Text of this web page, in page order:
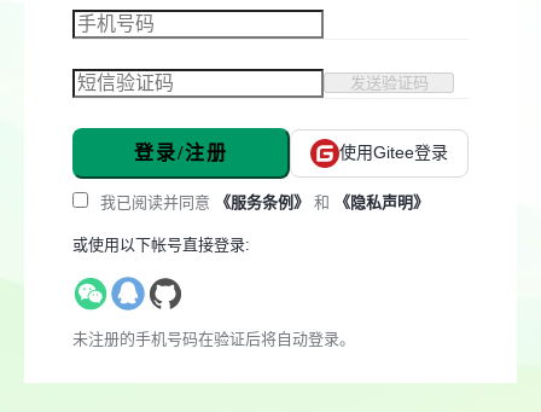
发送验证码
登录/注册 使用Gitee登录
我已阅读并同意 《服务条例》 和 《隐私声明》
或使用以下帐号直接登录:
未注册的手机号码在验证后将自动登录。